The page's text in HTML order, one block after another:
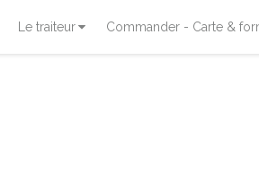
Le traiteur Commander - Carte &